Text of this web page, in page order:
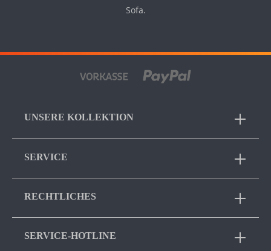
Sofa.
UNSERE KOLLEKTION
SERVICE
RECHTLICHES
SERVICE-HOTLINE